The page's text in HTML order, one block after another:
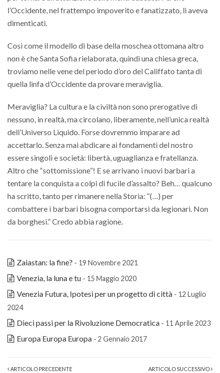
l’Occidente, nel frattempo impoverito e fanatizzato, li aveva
dimenticati.
Così come il modello di base della moschea ottomana altro
non è che Santa Sofia rielaborata, quindi una chiesa greca,
troviamo nelle vene del periodo d’oro del Califfato tanta di
quella linfa d’Occidente da provare meraviglia.
Meraviglia? La cultura e la civiltà non sono prerogative di
nessuno, in realtà, ma circolano, liberamente, nell’unica realtà
dell’Universo Liquido. Forse dovremmo imparare ad
accettarlo. Senza mai abdicare ai fondamenti del nostro
essere singoli e società: libertà, uguaglianza e fratellanza.
Altro che “sottomissione”! E se arrivano i nuovi barbari a
tentare la conquista a colpi di fucile d’assalto? Beh… qualcuno
ha scritto, tanto per rimanere nella Storia: “(…) per
combattere i barbari bisogna comportarsi da legionari. Non
da borghesi.” Credo abbia ragione.
Zaiastan: la fine? - 19 Novembre 2021
Venezia, la luna e tu - 15 Maggio 2020
Venezia Futura, Ipotesi per un progetto di città - 12 Luglio
2024
Dieci passi per la Rivoluzione Democratica - 11 Aprile 2023
Europa Europa Europa - 2 Gennaio 2017
ARTICOLO PRECEDENTE
ARTICOLO SUCCESSIVO